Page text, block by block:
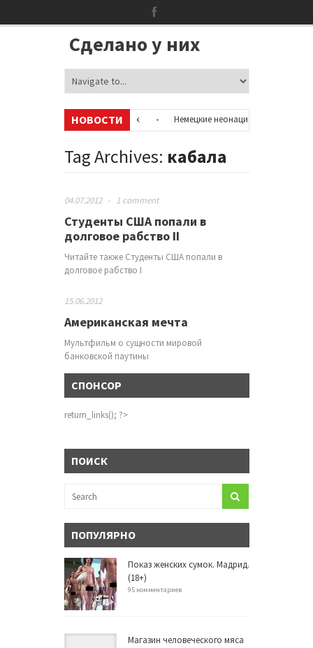
Сделано у них
НОВОСТИ
об аккаунтах в соцсетях
Немецкие неонацисты, летевшие
Сотни бездомных мигрантов оккупировали аэропорт в
Tag Archives: кабала
04.07.2012 - 1 comment
Студенты США попали в
долговое рабство II
Читайте также Студенты США попали в
долговое рабство I
15.06.2012
Американская мечта
Мультфильм о сущности мировой
банковской паутины
СПОНСОР
return_links(); ?>
ПОИСК
ПОПУЛЯРНО
Показ женских сумок. Мадрид.
(18+)
95 комментариев
Магазин человеческого мяса